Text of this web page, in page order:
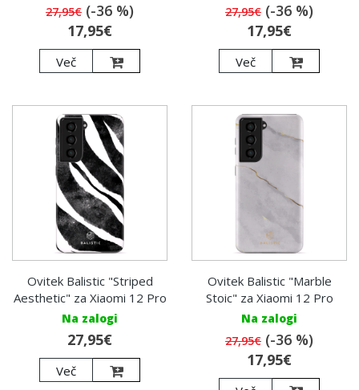
27,95€ (-36 %)
17,95€
Več
27,95€ (-36 %)
17,95€
Več
Ovitek Balistic "Striped
Aesthetic" za Xiaomi 12 Pro
Na zalogi
27,95€
Več
Ovitek Balistic "Marble
Stoic" za Xiaomi 12 Pro
Na zalogi
27,95€ (-36 %)
17,95€